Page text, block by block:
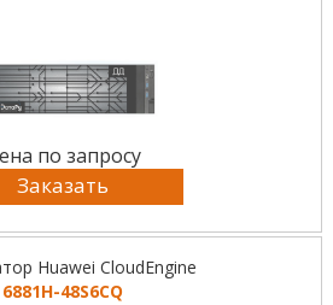
по запросу
Заказать
Huawei CloudEngine
6881H-48S6CQ